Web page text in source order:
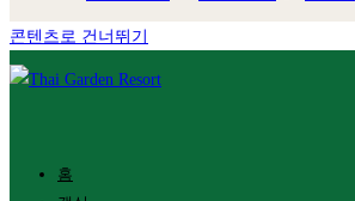
콘텐츠로 건너뛰기
홈